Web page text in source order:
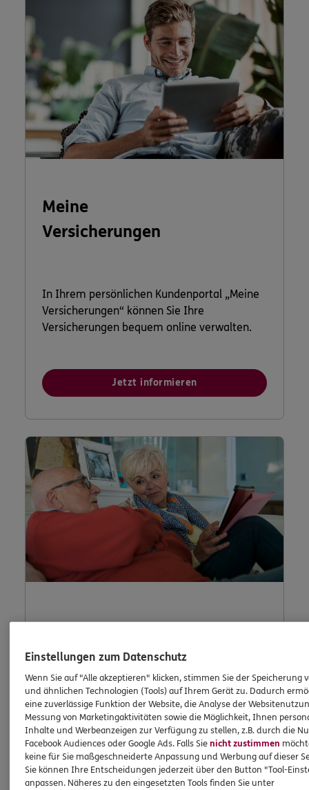
Meine
Versicherungen
In Ihrem persönlichen Kundenportal „Meine
Versicherungen“ können Sie Ihre
Versicherungen bequem online verwalten.
Jetzt informieren
Beschwerde
Waren Sie unzufrieden mit uns oder möchten
Sie uns loben? Dann können Sie uns Ihre
Meinung hier mitteilen.
Einstellungen zum Datenschutz
Wenn Sie auf "Alle akzeptieren" klicken, stimmen Sie der Speicherung
und ähnlichen Technologien (Tools) auf Ihrem Gerät zu. Dadurch
eine zuverlässige Funktion der Website, die Analyse der
Messung von Marketingaktivitäten sowie die Möglichkeit, Ihnen
Inhalte und Werbeanzeigen zur Verfügung zu stellen, z.B. durch die
Facebook Audiences oder Google Ads. Falls Sienicht zustimmen
keine für Sie maßgeschneiderte Anpassung und Werbung auf dieser
Sie können Ihre Entscheidungen jederzeit über den Button "Tool-
anpassen. Näheres zu den eingesetzten Tools finden Sie unter